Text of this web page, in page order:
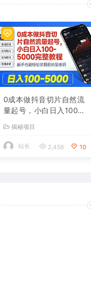
0成本做抖音切片自然流
量起号，小白日入100-5
揭秘项目
站长 2,458 10